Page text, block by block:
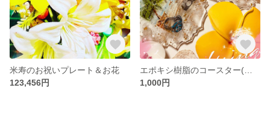
米寿のお祝いプレート＆お花
123,456円
1,000円